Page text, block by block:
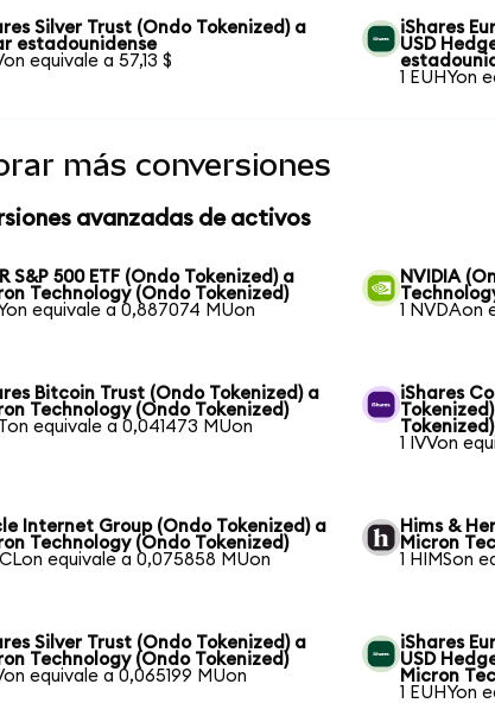
Silver Trust (Ondo Tokenized) a
estadounidense
equivale a 57,13 $
iShares
USD
1 EUHYon
más conversiones
avanzadas de activos
S&P 500 ETF (Ondo Tokenized) a
Technology (Ondo Tokenized)
equivale a 0,887074 MUon
NVIDIA
1 NVDAon
Bitcoin Trust (Ondo Tokenized) a
Technology (Ondo Tokenized)
equivale a 0,041473 MUon
iShares
Tokenized)
1 IVVon
Internet Group (Ondo Tokenized) a
Technology (Ondo Tokenized)
equivale a 0,075858 MUon
Hims &
Micron
1 HIMSon
Silver Trust (Ondo Tokenized) a
Technology (Ondo Tokenized)
equivale a 0,065199 MUon
iShares
USD
Micron
1 EUHYon